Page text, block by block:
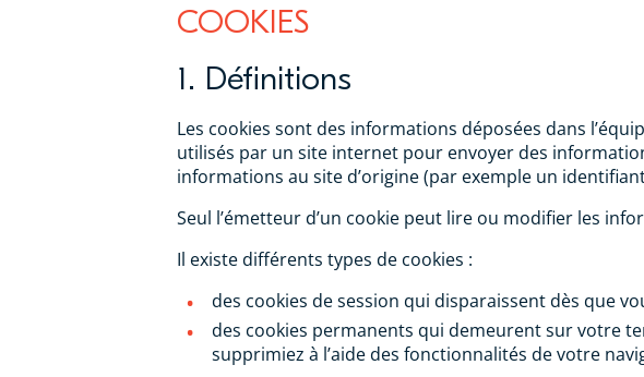
COOKIES
1. Définitions
Les cookies sont des informations déposées dans
utilisés par un site internet pour envoyer des
informations au site d’origine (par exemple un
Seul l’émetteur d’un cookie peut lire ou modifier les
Il existe différents types de cookies :
des cookies de session qui disparaissent dès que
des cookies permanents qui demeurent sur votre
supprimiez à l’aide des fonctionnalités de votre